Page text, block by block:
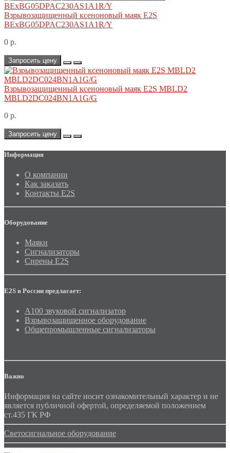
Взрывозащищенный ксеноновый маяк E2S
BExBG05DPAC230AS1A1R/Y
0 р.
Запросить цену
Взрывозащищенный ксеноновый маяк E2S MBLD2
MBLD2DC024BN1A1G/G
0 р.
Запросить цену
Информация
О компании
Как заказать
Контакты E2S
Оборудование
Маяки
Сигнализаторы
Сирены E2S
E2S в России предлагает:
A100 звуковой сигнализатор
Взрывозащищенное оборудование
Общепромышленные сигнализаторы
Важно
Информация на сайте носит ознакомительный характер и не
является публичной офертой, определяемой положением
ст.435 ГК РФ
Светосигнальное оборудование